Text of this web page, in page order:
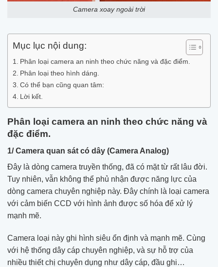
Camera xoay ngoài trời
Mục lục nội dung:
Phân loại camera an ninh theo chức năng và đặc điểm.
Phân loại theo hình dáng.
Có thể bạn cũng quan tâm:
Lời kết.
Phân loại camera an ninh theo chức năng và
đặc điểm.
1/ Camera quan sát có dây (Camera Analog)
Đây là dòng camera truyền thống, đã có mặt từ rất lâu đời.
Tuy nhiên, vẫn không thể phủ nhận được năng lực của
dòng camera chuyên nghiệp này. Đây chính là loại camera
với cảm biến CCD với hình ảnh được số hóa để xử lý
mạnh mẽ.
Camera loại này ghi hình siêu ổn định và mạnh mẽ. Cùng
với hệ thống dây cáp chuyên nghiệp, và sự hỗ trợ của
nhiều thiết chị chuyên dụng như dây cáp, đầu ghi…